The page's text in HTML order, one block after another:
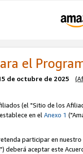
el
de octubre de 2025
(el "Sitio de los
en elAnexo 1
participar en
") deberá aceptar este